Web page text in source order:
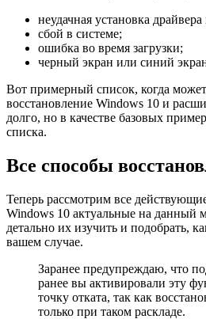
неудачная установка
сбой в системе;
ошибка во время загрузки;
черный экран или синий
Вот примерный список, когда
восстановление Windows 10 и
долго, но в качестве базовых
списка.
Все способы
Теперь рассмотрим все
Windows 10 актуальные на данный
детально их изучить и подобрать,
вашем случае.
Заранее предупреждаю, что
ранее вы активировали эту
точку отката, так как
только при таком раскладе.